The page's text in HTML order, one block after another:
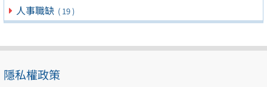
人事職缺 ( 19 )
隱私權政策